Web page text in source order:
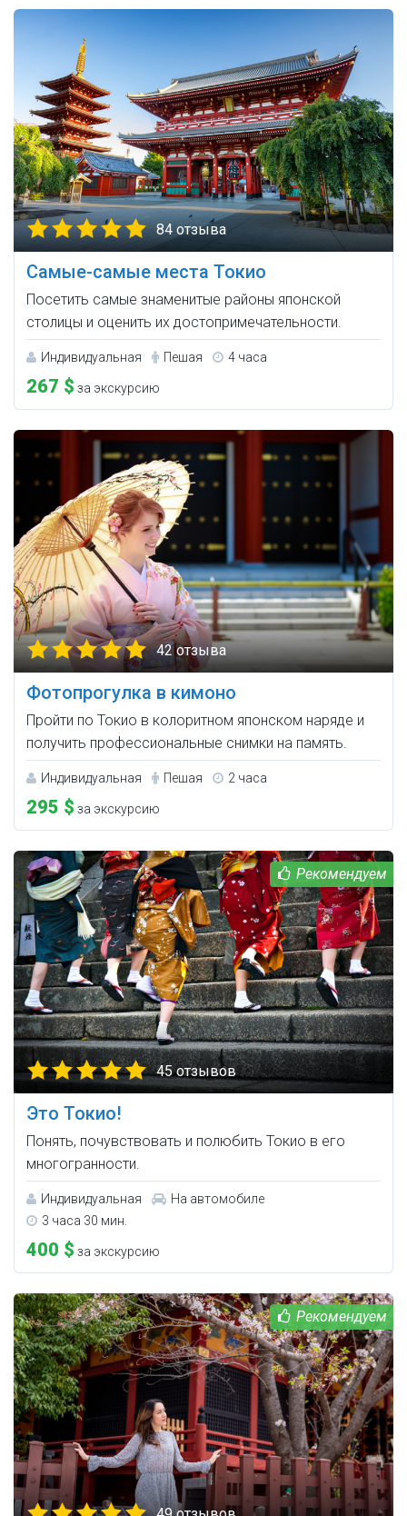
84 отзыва
Самые-самые места Токио
Посетить самые знаменитые районы японской
столицы и оценить их достопримечательности.
Индивидуальная Пешая 4 часа
267 $ за экскурсию
42 отзыва
Фотопрогулка в кимоно
Пройти по Токио в колоритном японском наряде и
получить профессиональные снимки на память.
Индивидуальная Пешая 2 часа
295 $ за экскурсию
45 отзывов
Это Токио!
Понять, почувствовать и полюбить Токио в его
многогранности.
Индивидуальная
На автомобиле
3 часа 30 мин.
400 $ за экскурсию